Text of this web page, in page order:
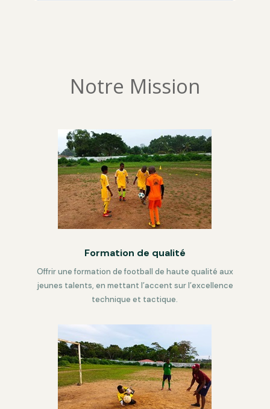
Notre Mission
Formation de qualité
Offrir une formation de football de haute qualité aux
jeunes talents, en mettant l’accent sur l’excellence
technique et tactique.